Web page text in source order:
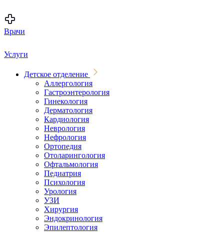
Врачи
Услуги
Детское отделение
Аллергология
Гастроэнтерология
Гинекология
Дерматология
Кардиология
Неврология
Нефрология
Ортопедия
Отоларингология
Офтальмология
Педиатрия
Психология
Урология
УЗИ
Хирургия
Эндокринология
Эпилептология